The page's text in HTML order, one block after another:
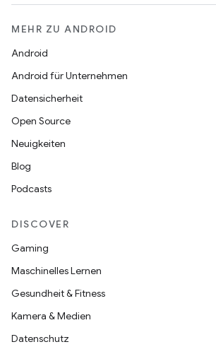
MEHR ZU ANDROID
Android
Android für Unternehmen
Datensicherheit
Open Source
Neuigkeiten
Blog
Podcasts
DISCOVER
Gaming
Maschinelles Lernen
Gesundheit & Fitness
Kamera & Medien
Datenschutz